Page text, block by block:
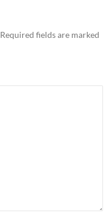
Required fields are marked